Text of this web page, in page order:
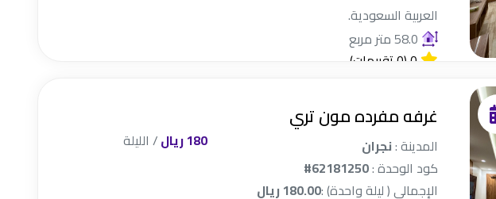
العربية السعودية.
58.0 متر مربع
0(0 تقييمات)
غرفه مفرده مون تري
المدينة :نجران
كود الوحدة :#62181250
الإجمالي ( ليلة واحدة) :180.00 ريال
180 ريال / الليلة